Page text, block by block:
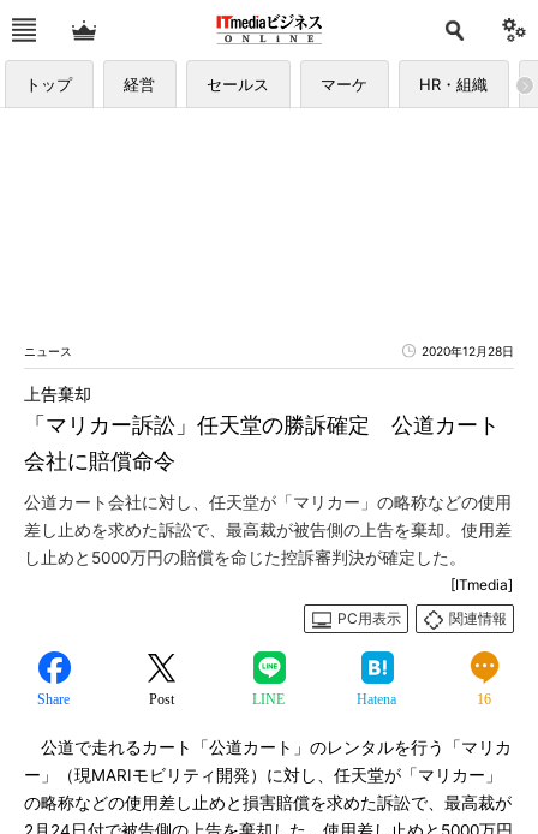
トップ 経営 セールス マーケ HR・組織
ニュース 2020年12月28日
「マリカー訴訟」任天堂の勝訴確定 公道カート
会社に賠償命令
上告棄却
公道カート会社に対し、任天堂が「マリカー」の略称などの使用
差し止めを求めた訴訟で、最高裁が被告側の上告を棄却。使用差
し止めと5000万円の賠償を命じた控訴審判決が確定した。
[ITmedia]
PC用表示
関連情報
Share Post LINE Hatena 16
公道で走れるカート「公道カート」のレンタルを行う「マリカ
ー」（現MARIモビリティ開発）に対し、任天堂が「マリカー」
の略称などの使用差し止めと損害賠償を求めた訴訟で、最高裁が